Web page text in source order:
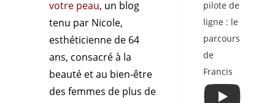
votre peau, un blog
tenu par Nicole,
esthéticienne de 64
ans, consacré à la
beauté et au bien-être
des femmes de plus de
pilote de
ligne : le
parcours
de
Francis